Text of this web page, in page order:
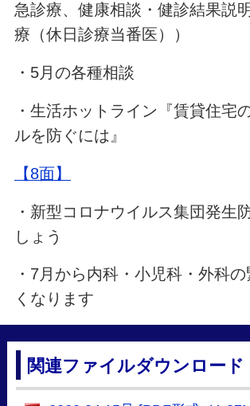
急診療、健康相談・健診結果説
療（休日診療当番医））
・5月の各種相談
・生活ホットライン『賃貸住宅
ルを防ぐには』
【8面】
・新型コロナウイルス集団発生
しょう
・7月から内科・小児科・外科
くなります
関連ファイルダウンロード